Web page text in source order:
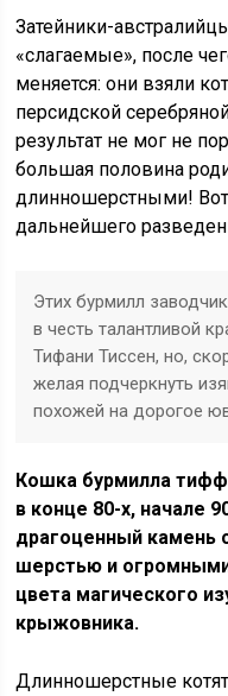
Затейники-
«слагаемые», после
меняется: они взяли
персидской
результат не мог не
большая половина
длинношерстными!
дальнейшего
Этих бурмилл
в честь талантливой
Тифани Тиссен, но,
желая подчеркнуть
похожей на дорогое
Кошка бурмилла
в конце 80-х, начале
драгоценный камень
шерстью и
цвета магического
крыжовника.
Длинношерстные